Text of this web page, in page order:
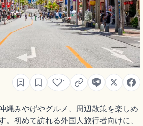
1
縄みやげやグルメ、周辺散策を楽しめ
。初めて訪れる外国人旅行者向けに、